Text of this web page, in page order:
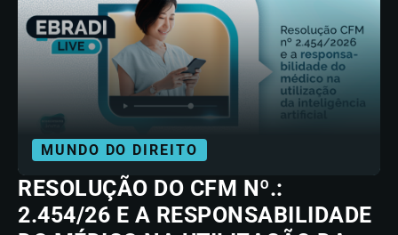
MUNDO DO DIREITO
RESOLUÇÃO DO CFM Nº.:
2.454/26 E A RESPONSABILIDADE